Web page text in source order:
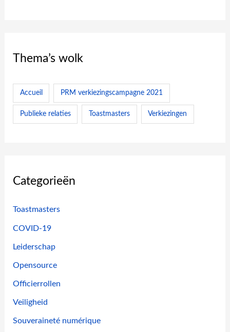
Thema’s wolk
Accueil PRM verkiezingscampagne 2021
Publieke relaties Toastmasters Verkiezingen
Categorieën
Toastmasters
COVID-19
Leiderschap
Opensource
Officierrollen
Veiligheid
Souveraineté numérique